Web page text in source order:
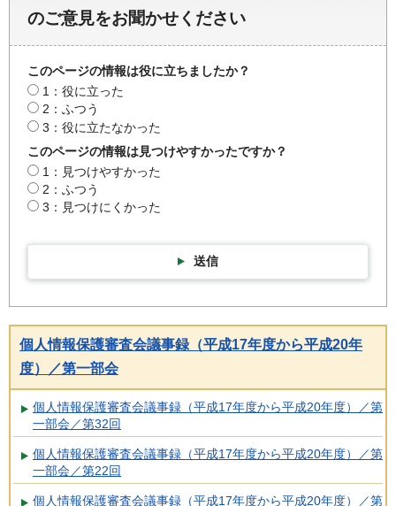
のご意見をお聞かせください
このページの情報は役に立ちましたか？
1：役に立った
2：ふつう
3：役に立たなかった
このページの情報は見つけやすかったですか？
1：見つけやすかった
2：ふつう
3：見つけにくかった
送信
個人情報保護審査会議事録（平成17年度から平成20年
度）／第一部会
個人情報保護審査会議事録（平成17年度から平成20年度）／第
一部会／第32回
個人情報保護審査会議事録（平成17年度から平成20年度）／第
一部会／第22回
個人情報保護審査会議事録（平成17年度から平成20年度）／第